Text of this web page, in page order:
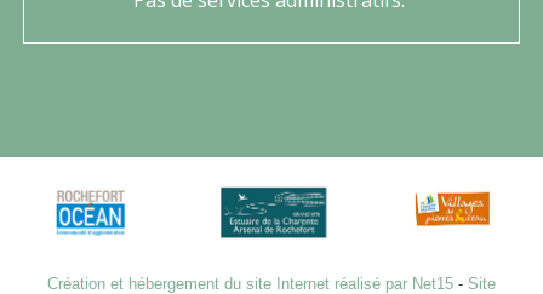
Création et hébergement du site Internet réalisé par Net15 - Site